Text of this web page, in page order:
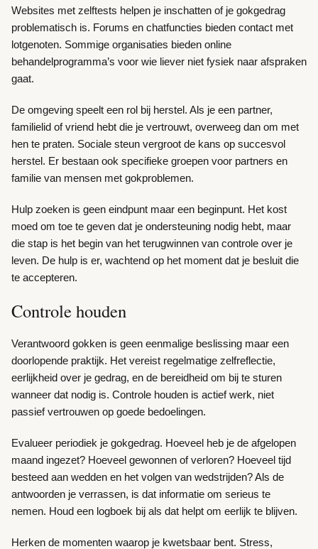
Websites met zelftests helpen je inschatten of je gokgedrag
problematisch is. Forums en chatfuncties bieden contact met
lotgenoten. Sommige organisaties bieden online
behandelprogramma’s voor wie liever niet fysiek naar afspraken
gaat.
De omgeving speelt een rol bij herstel. Als je een partner,
familielid of vriend hebt die je vertrouwt, overweeg dan om met
hen te praten. Sociale steun vergroot de kans op succesvol
herstel. Er bestaan ook specifieke groepen voor partners en
familie van mensen met gokproblemen.
Hulp zoeken is geen eindpunt maar een beginpunt. Het kost
moed om toe te geven dat je ondersteuning nodig hebt, maar
die stap is het begin van het terugwinnen van controle over je
leven. De hulp is er, wachtend op het moment dat je besluit die
te accepteren.
Controle houden
Verantwoord gokken is geen eenmalige beslissing maar een
doorlopende praktijk. Het vereist regelmatige zelfreflectie,
eerlijkheid over je gedrag, en de bereidheid om bij te sturen
wanneer dat nodig is. Controle houden is actief werk, niet
passief vertrouwen op goede bedoelingen.
Evalueer periodiek je gokgedrag. Hoeveel heb je de afgelopen
maand ingezet? Hoeveel gewonnen of verloren? Hoeveel tijd
besteed aan wedden en het volgen van wedstrijden? Als de
antwoorden je verrassen, is dat informatie om serieus te
nemen. Houd een logboek bij als dat helpt om eerlijk te blijven.
Herken de momenten waarop je kwetsbaar bent. Stress,